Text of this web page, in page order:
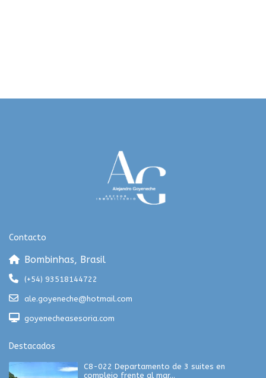
Contacto
Bombinhas, Brasil
(+54) 93518144722
ale.goyeneche@hotmail.com
goyenecheasesoria.com
Destacados
C8-022 Departamento de 3 suites en
complejo frente al mar...